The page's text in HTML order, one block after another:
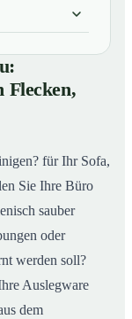
gereinigt
Flecken,
für Ihr Sofa,
Sie Ihre Büro
sauber
oder
werden soll?
Auslegware
dem